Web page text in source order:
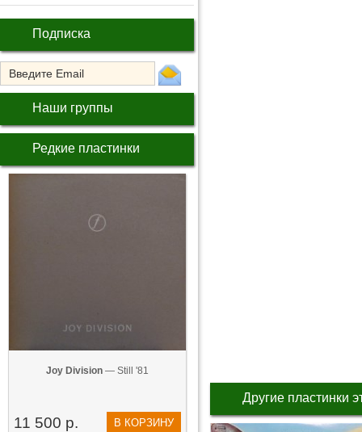
Подписка
Наши группы
Редкие пластинки
Joy Division — Still '81
11 500 р. В КОРЗИНУ
Другие пластинки